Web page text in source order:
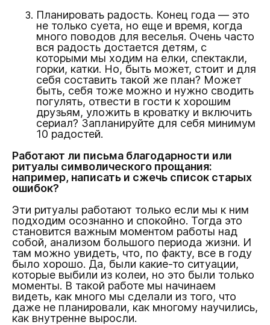
Планировать радость. Конец года — это
не только суета, но еще и время, когда
много поводов для веселья. Очень часто
вся радость достается детям, с
которыми мы ходим на елки, спектакли,
горки, катки. Но, быть может, стоит и для
себя составить такой же план? Может
быть, себя тоже можно и нужно сводить
погулять, отвести в гости к хорошим
друзьям, уложить в кроватку и включить
сериал? Запланируйте для себя минимум
10 радостей.
Работают ли письма благодарности или
ритуалы символического прощания:
например, написать и сжечь список старых
ошибок?
Эти ритуалы работают только если мы к ним
подходим осознанно и спокойно. Тогда это
становится важным моментом работы над
собой, анализом большого периода жизни. И
там можно увидеть, что, по факту, все в году
было хорошо. Да, были какие-то ситуации,
которые выбили из колеи, но это были только
моменты. В такой работе мы начинаем
видеть, как много мы сделали из того, что
даже не планировали, как многому научились,
как внутренне выросли.